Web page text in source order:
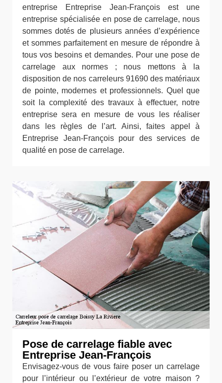
entreprise Entreprise Jean-François est une
entreprise spécialisée en pose de carrelage, nous
sommes dotés de plusieurs années d’expérience
et sommes parfaitement en mesure de répondre à
tous vos besoins et demandes. Pour une pose de
carrelage aux normes ; nous mettons à la
disposition de nos carreleurs 91690 des matériaux
de pointe, modernes et professionnels. Quel que
soit la complexité des travaux à effectuer, notre
entreprise sera en mesure de vous les réaliser
dans les règles de l’art. Ainsi, faites appel à
Entreprise Jean-François pour des services de
qualité en pose de carrelage.
Pose de carrelage fiable avec
Entreprise Jean-François
Envisagez-vous de vous faire poser un carrelage
pour l’intérieur ou l’extérieur de votre maison ?